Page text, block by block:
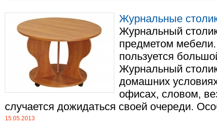
Журнальные
Журнальный
предметом
пользуется
Журнальный
домашних
офисах, словом,
случается дожидаться своей очереди.
15.05.2013